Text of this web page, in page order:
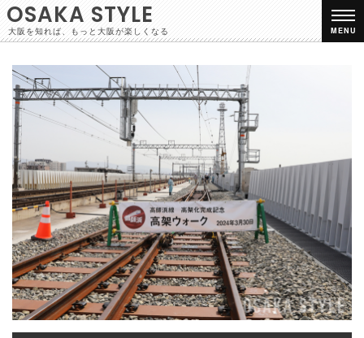
OSAKA STYLE
大阪を知れば、もっと大阪が楽しくなる MENU